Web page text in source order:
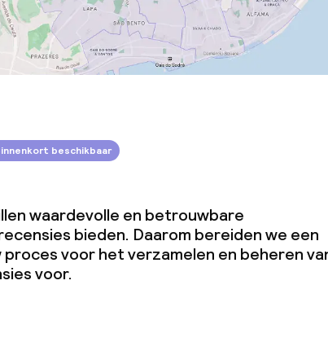
beschikbaar
waardevolle en betrouwbare
bieden. Daarom bereiden we een
proces voor het verzamelen en beheren
voor.